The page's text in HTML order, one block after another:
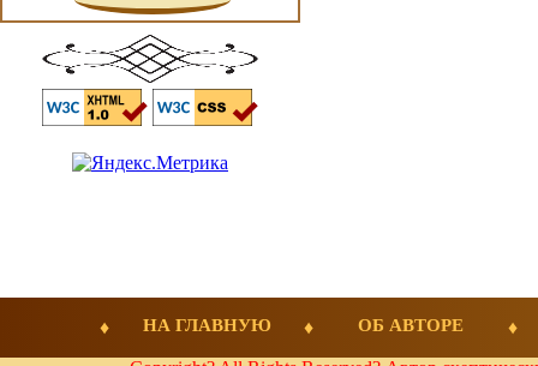
НА ГЛАВНУЮ ОБ АВТОРЕ